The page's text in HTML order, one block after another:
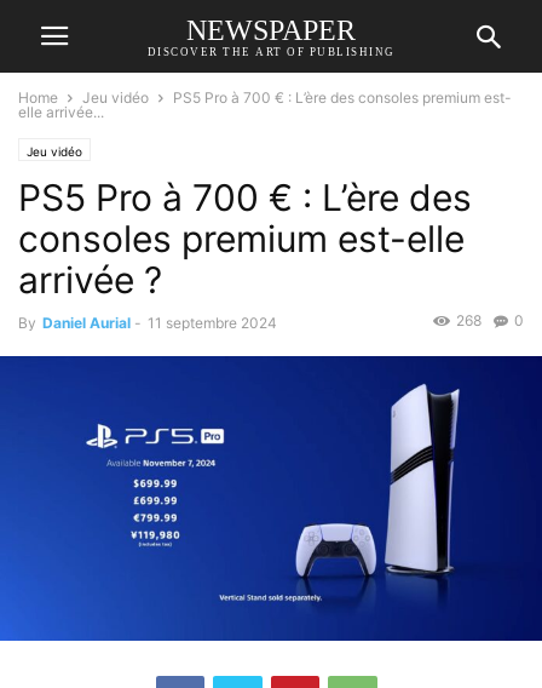
NEWSPAPER
DISCOVER THE ART OF PUBLISHING
Home Jeu vidéo
PS5 Pro à 700 € : L’ère des consoles premium est-
elle arrivée...
Jeu vidéo
PS5 Pro à 700 € : L’ère des
consoles premium est-elle
arrivée ?
By Daniel Aurial - 11 septembre 2024 0
268